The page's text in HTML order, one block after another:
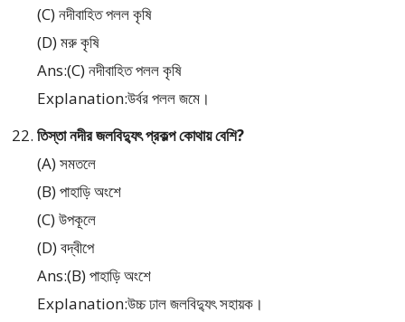
(C) নদীবাহিত পলল কৃষি
(D) মরু কৃষি
Ans:(C) নদীবাহিত পলল কৃষি
Explanation:উর্বর পলল জমে।
তিস্তা নদীর জলবিদ্যুৎ প্রকল্প কোথায় বেশি?
(A) সমতলে
(B) পাহাড়ি অংশে
(C) উপকূলে
(D) বদ্বীপে
Ans:(B) পাহাড়ি অংশে
Explanation:উচ্চ ঢাল জলবিদ্যুৎ সহায়ক।